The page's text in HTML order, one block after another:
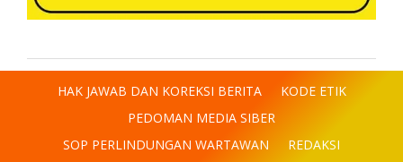
HAK JAWAB DAN KOREKSI BERITA
KODE ETIK
PEDOMAN MEDIA SIBER
SOP PERLINDUNGAN WARTAWAN
REDAKSI